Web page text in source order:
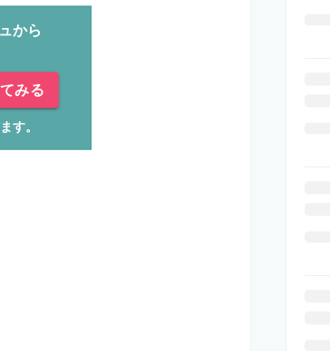
から
みる
す。